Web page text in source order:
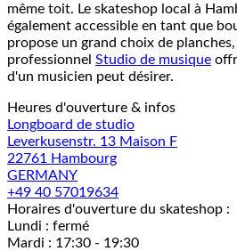
même toit. Le skateshop local à
également accessible en tant que
propose un grand choix de
professionnel Studio de musique
d'un musicien peut désirer.
Heures d'ouverture & infos
Longboard de studio
Leverkusenstr. 13 Maison F
22761 Hambourg
GERMANY
+49 40 57019634
Horaires d'ouverture du skateshop :
Lundi : fermé
Mardi : 17:30 - 19:30